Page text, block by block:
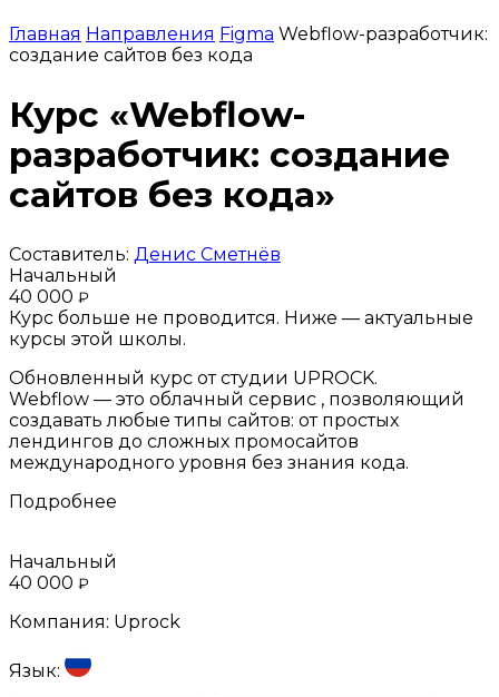
Главная Направления Figma Webflow-разработчик:
создание сайтов без кода
Курс «Webflow-
разработчик: создание
сайтов без кода»
Составитель: Денис Сметнёв
Начальный
40 000 ₽
Курс больше не проводится. Ниже — актуальные
курсы этой школы.
Обновленный курс от студии UPROCK.
Webflow — это облачный сервис , позволяющий
создавать любые типы сайтов: от простых
лендингов до сложных промосайтов
международного уровня без знания кода.
Подробнее
Начальный
40 000 ₽
Компания: Uprock
Язык: